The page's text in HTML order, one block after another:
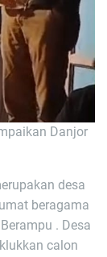
Danjor
desa
beragama
. Desa
calon